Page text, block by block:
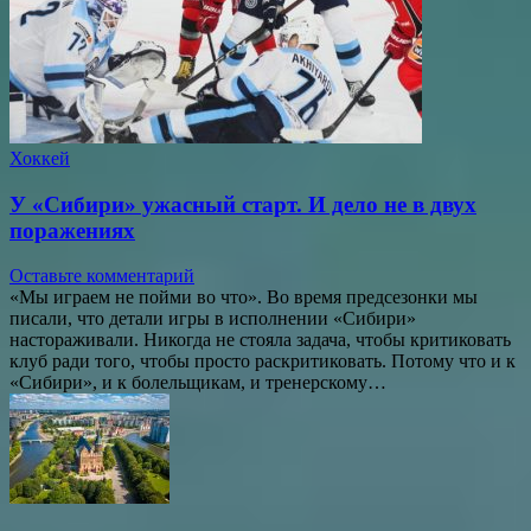
Хоккей
У «Сибири» ужасный старт. И дело не в двух
поражениях
Оставьте комментарий
«Мы играем не пойми во что». Во время предсезонки мы
писали, что детали игры в исполнении «Сибири»
настораживали. Никогда не стояла задача, чтобы критиковать
клуб ради того, чтобы просто раскритиковать. Потому что и к
«Сибири», и к болельщикам, и тренерскому…